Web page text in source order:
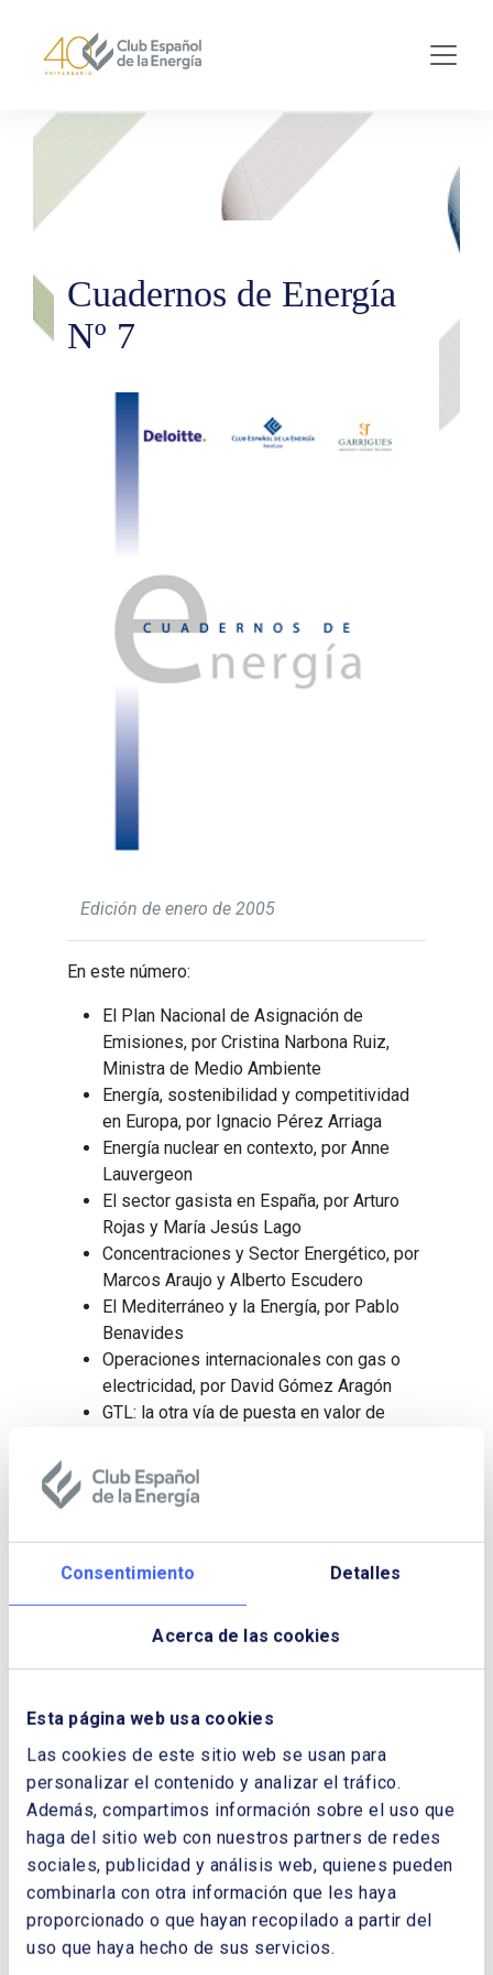
Consentimiento Detalles
Acerca de las cookies
Esta página web usa cookies
Las cookies de este sitio web se usan para
personalizar el contenido y analizar el tráfico.
Además, compartimos información sobre el uso que
haga del sitio web con nuestros partners de redes
sociales, publicidad y análisis web, quienes pueden
combinarla con otra información que les haya
proporcionado o que hayan recopilado a partir del
uso que haya hecho de sus servicios.
Cuadernos de Energía
Nº 7
Edición de enero de 2005
En este número:
El Plan Nacional de Asignación de
Emisiones, por Cristina Narbona Ruiz,
Ministra de Medio Ambiente
Energía, sostenibilidad y competitividad
en Europa, por Ignacio Pérez Arriaga
Energía nuclear en contexto, por Anne
Lauvergeon
El sector gasista en España, por Arturo
Rojas y María Jesús Lago
Concentraciones y Sector Energético, por
Marcos Araujo y Alberto Escudero
El Mediterráneo y la Energía, por Pablo
Benavides
Operaciones internacionales con gas o
electricidad, por David Gómez Aragón
GTL: la otra vía de puesta en valor de
Acceso de Rusia a la Organización
Mundial del Comercio: impacto
Hay gente para todo!, por Antonio Marín
Riaño
ENERGÍA Nº 7
NOMBRE Y APELLIDOS:
EMPRESA:
CORREO ELECTRÓNICO: